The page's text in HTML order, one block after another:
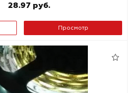
28.97 руб.
Просмотр